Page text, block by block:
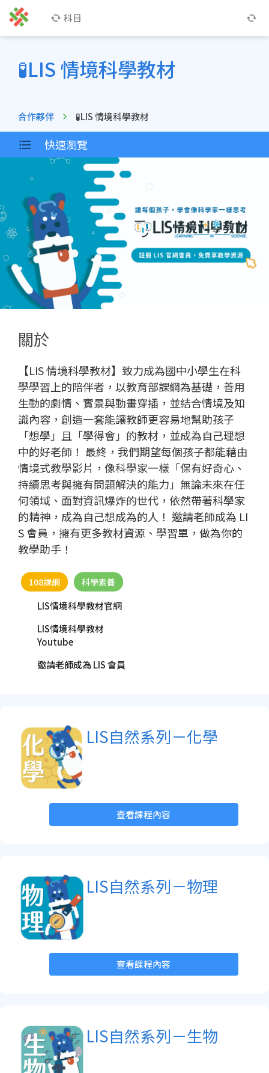
科目
🧪LIS 情境科學教材
合作夥伴 🧪LIS 情境科學教材
快速瀏覽
關於
【LIS 情境科學教材】致力成為國中小學生在科
學學習上的陪伴者，以教育部課綱為基礎，善用
生動的劇情、實景與動畫穿插，並結合情境及知
識內容，創造一套能讓教師更容易地幫助孩子
「想學」且「學得會」的教材，並成為自己理想
中的好老師！ 最終，我們期望每個孩子都能藉由
情境式教學影片，像科學家一樣「保有好奇心、
持續思考與擁有問題解決的能力」無論未來在任
何領域、面對資訊爆炸的世代，依然帶著科學家
的精神，成為自己想成為的人！ 邀請老師成為 LI
S 會員，擁有更多教材資源、學習單，做為你的
教學助手！
108課綱 科學素養
LIS情境科學教材官網
LIS情境科學教材
Youtube
邀請老師成為 LIS 會員
LIS自然系列－化學
查看課程內容
LIS自然系列－物理
查看課程內容
LIS自然系列－生物